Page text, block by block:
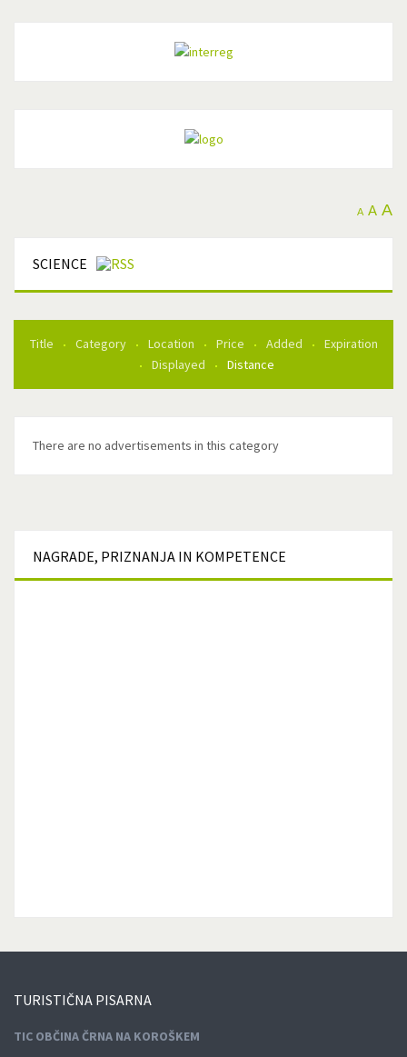
A A A
SCIENCE
Title Category Location Price Added
Expiration
Displayed
Distance
There are no advertisements in this category
NAGRADE, PRIZNANJA IN KOMPETENCE
TURISTIČNA PISARNA
TIC OBČINA ČRNA NA KOROŠKEM